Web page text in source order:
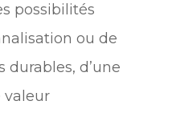
possibilités
ou de
durables, d’une
valeur